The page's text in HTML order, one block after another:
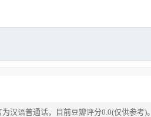
汉语普通话，目前豆瓣评分0.0(仅供参考)。